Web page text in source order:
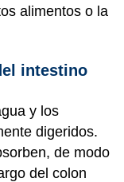
alimentos o la
intestino
y los
digeridos.
de modo
del colon